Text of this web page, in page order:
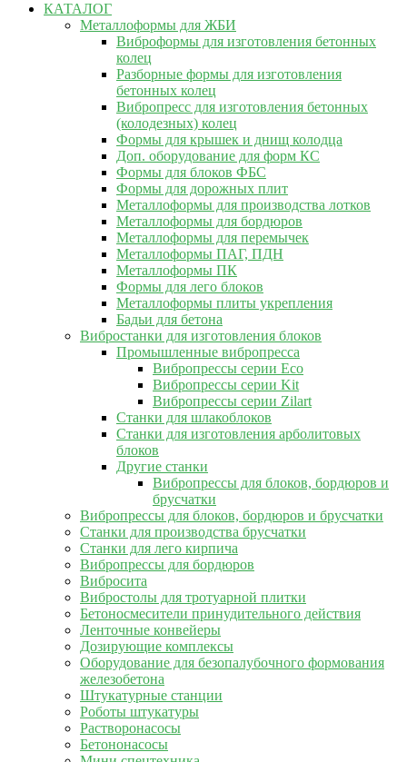
КАТАЛОГ
Металлоформы для ЖБИ
Виброформы для изготовления бетонных
колец
Разборные формы для изготовления
бетонных колец
Вибропресс для изготовления бетонных
(колодезных) колец
Формы для крышек и днищ колодца
Доп. оборудование для форм КС
Формы для блоков ФБС
Формы для дорожных плит
Металлоформы для производства лотков
Металлоформы для бордюров
Металлоформы для перемычек
Металлоформы ПАГ, ПДН
Металлоформы ПК
Формы для лего блоков
Металлоформы плиты укрепления
Бадьи для бетона
Вибростанки для изготовления блоков
Промышленные вибропресса
Вибропрессы серии Eco
Вибропрессы серии Kit
Вибропрессы серии Zilart
Станки для шлакоблоков
Станки для изготовления арболитовых
блоков
Другие станки
Вибропрессы для блоков, бордюров и
брусчатки
Вибропрессы для блоков, бордюров и брусчатки
Станки для производства брусчатки
Станки для лего кирпича
Вибропрессы для бордюров
Вибросита
Вибростолы для тротуарной плитки
Бетоносмесители принудительного действия
Ленточные конвейеры
Дозирующие комплексы
Оборудование для безопалубочного формования
железобетона
Штукатурные станции
Роботы штукатуры
Растворонасосы
Бетононасосы